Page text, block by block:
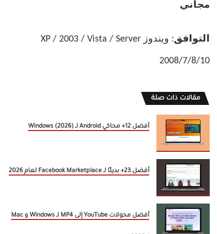
مجاني
التوافق : ويندوز XP / 2003 / Vista / Server
2008/7/8/10
مقالات ذات صلة
أفضل 12+ محاكي Android لـ Windows (2026)
أفضل 23+ بديلًا لـ Facebook Marketplace لعام 2026
أفضل محولات YouTube إلى MP4 لـ Windows و Mac